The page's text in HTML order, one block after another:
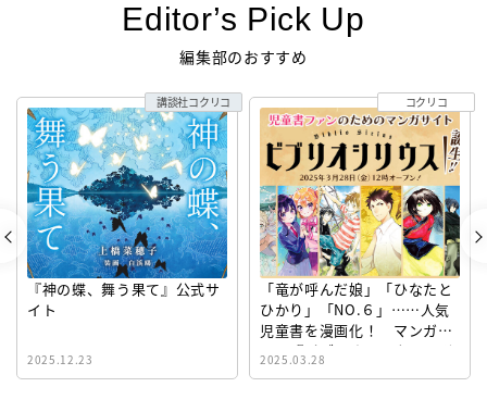
Editor’s Pick Up
編集部のおすすめ
『神の蝶、舞う果て』公式サ
イト
2025.12.23
講談社コクリコ
「竜が呼んだ娘」「ひなたと
ひかり」「NO.６」……人気
児童書を漫画化！ マンガサ
イト『ビブリオシリウス』誕
生！
2025.03.28
コクリコ